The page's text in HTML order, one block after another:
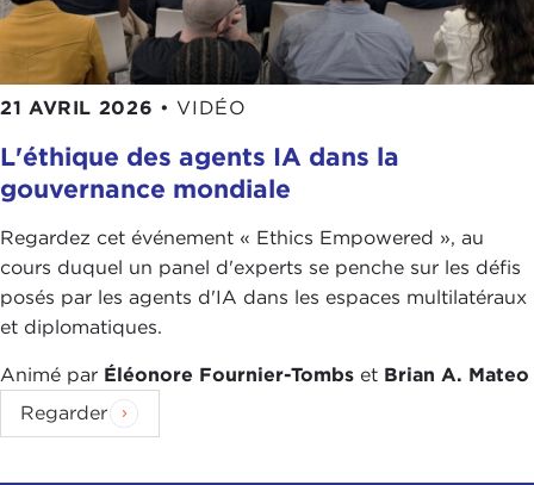
21 AVRIL 2026 • VIDÉO
L'éthique des agents IA dans la
gouvernance mondiale
Regardez cet événement « Ethics Empowered », au
cours duquel un panel d'experts se penche sur les défis
posés par les agents d'IA dans les espaces multilatéraux
et diplomatiques.
Animé par Éléonore Fournier-Tombs et Brian A. Mateo
Regarder